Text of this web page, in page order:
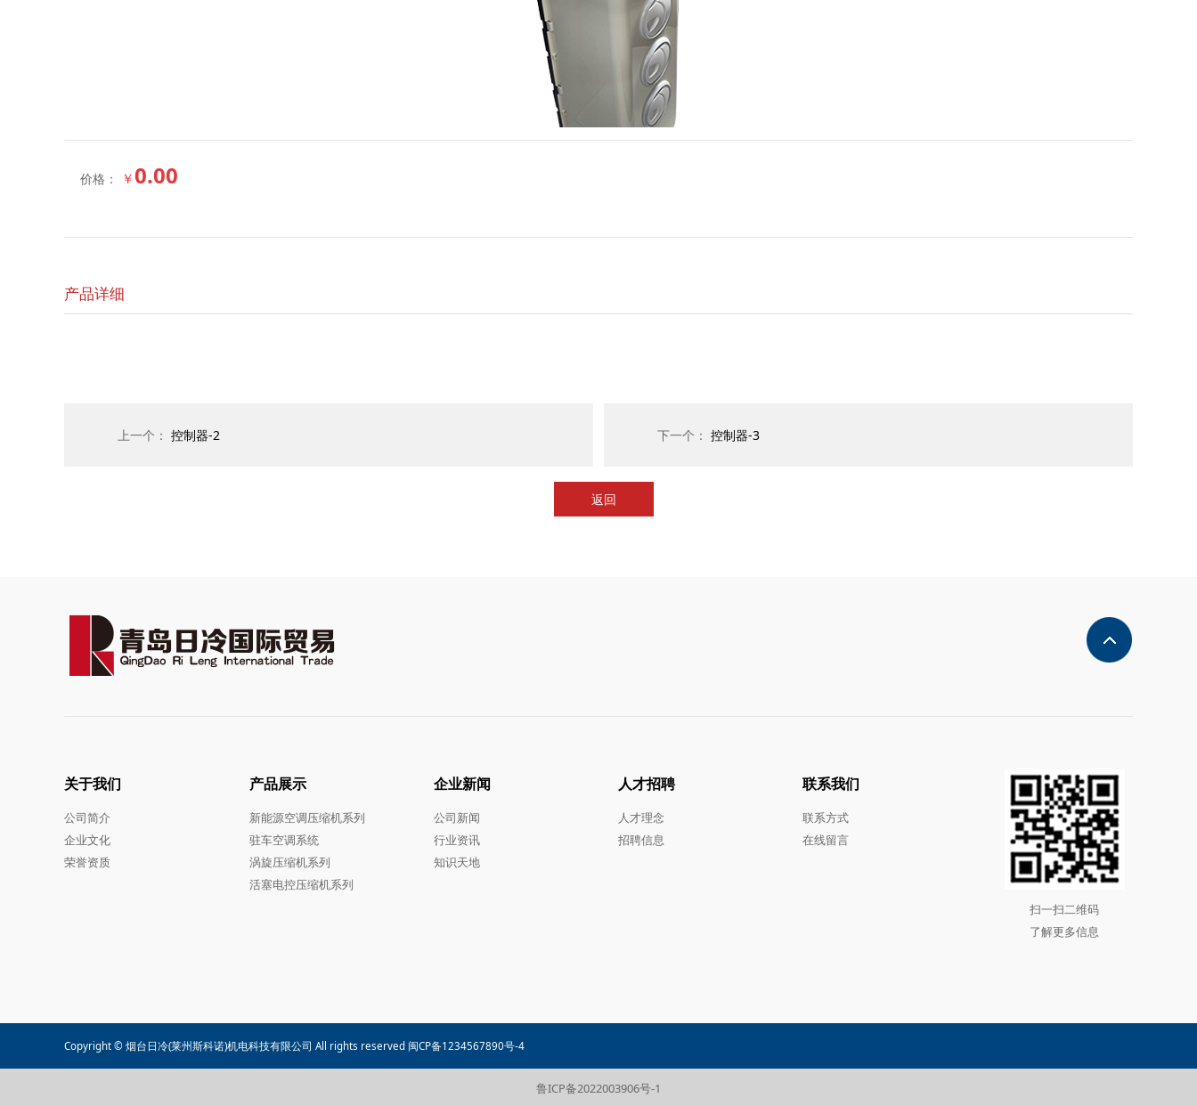
价格： ￥0.00
产品详细
上一个： 控制器-2 下一个： 控制器-3
返回
关于我们
公司简介
企业文化
荣誉资质
产品展示
新能源空调压缩机系列
驻车空调系统
涡旋压缩机系列
活塞电控压缩机系列
企业新闻
公司新闻
行业资讯
知识天地
人才招聘
人才理念
招聘信息
联系我们
联系方式
在线留言
扫一扫二维码
了解更多信息
Copyright © 烟台日冷(莱州斯科诺)机电科技有限公司 All rights reserved 闽CP备1234567890号-4
鲁ICP备2022003906号-1